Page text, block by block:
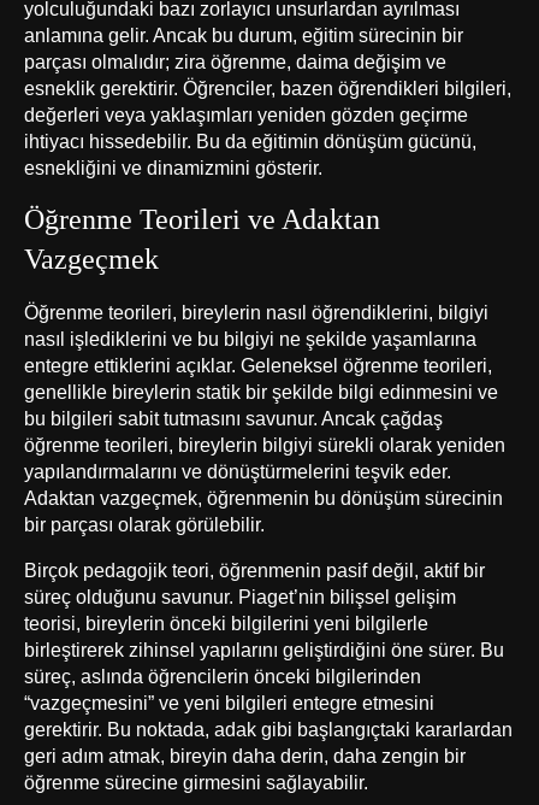
yolculuğundaki bazı zorlayıcı unsurlardan ayrılması
anlamına gelir. Ancak bu durum, eğitim sürecinin bir
parçası olmalıdır; zira öğrenme, daima değişim ve
esneklik gerektirir. Öğrenciler, bazen öğrendikleri bilgileri,
değerleri veya yaklaşımları yeniden gözden geçirme
ihtiyacı hissedebilir. Bu da eğitimin dönüşüm gücünü,
esnekliğini ve dinamizmini gösterir.
Öğrenme Teorileri ve Adaktan
Vazgeçmek
Öğrenme teorileri, bireylerin nasıl öğrendiklerini, bilgiyi
nasıl işlediklerini ve bu bilgiyi ne şekilde yaşamlarına
entegre ettiklerini açıklar. Geleneksel öğrenme teorileri,
genellikle bireylerin statik bir şekilde bilgi edinmesini ve
bu bilgileri sabit tutmasını savunur. Ancak çağdaş
öğrenme teorileri, bireylerin bilgiyi sürekli olarak yeniden
yapılandırmalarını ve dönüştürmelerini teşvik eder.
Adaktan vazgeçmek, öğrenmenin bu dönüşüm sürecinin
bir parçası olarak görülebilir.
Birçok pedagojik teori, öğrenmenin pasif değil, aktif bir
süreç olduğunu savunur. Piaget’nin bilişsel gelişim
teorisi, bireylerin önceki bilgilerini yeni bilgilerle
birleştirerek zihinsel yapılarını geliştirdiğini öne sürer. Bu
süreç, aslında öğrencilerin önceki bilgilerinden
“vazgeçmesini” ve yeni bilgileri entegre etmesini
gerektirir. Bu noktada, adak gibi başlangıçtaki kararlardan
geri adım atmak, bireyin daha derin, daha zengin bir
öğrenme sürecine girmesini sağlayabilir.